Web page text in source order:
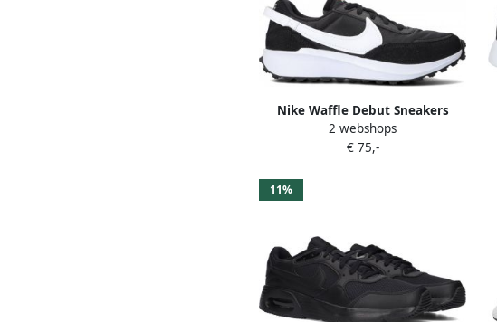
Nike Waffle Debut Sneakers
Black White Orange Clear
2 webshops
€ 75,-
11%